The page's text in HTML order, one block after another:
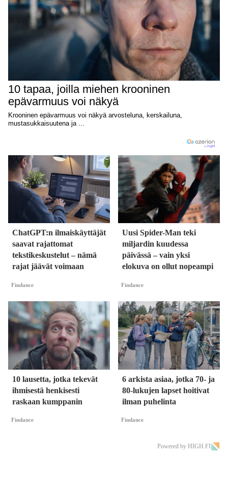
ChatGPT:n ilmaiskäyttäjät
saavat rajattomat
tekstikeskustelut – nämä
rajat jäävät voimaan
Findance
Uusi Spider-Man teki
miljardin kuudessa
päivässä – vain yksi
elokuva on ollut nopeampi
Findance
10 lausetta, jotka tekevät
ihmisestä henkisesti
raskaan kumppanin
Findance
6 arkista asiaa, jotka 70- ja
80-lukujen lapset hoitivat
ilman puhelinta
Findance
Powered by HIGH.FI